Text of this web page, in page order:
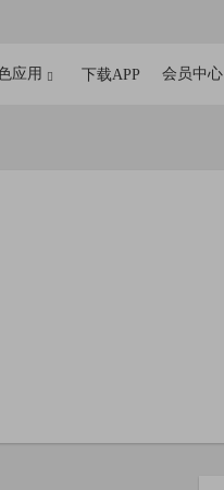
应用 下载APP 会员中心